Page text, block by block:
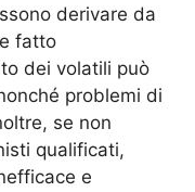
derivare da
fatto
dei volatili può
problemi di
se non
qualificati,
e